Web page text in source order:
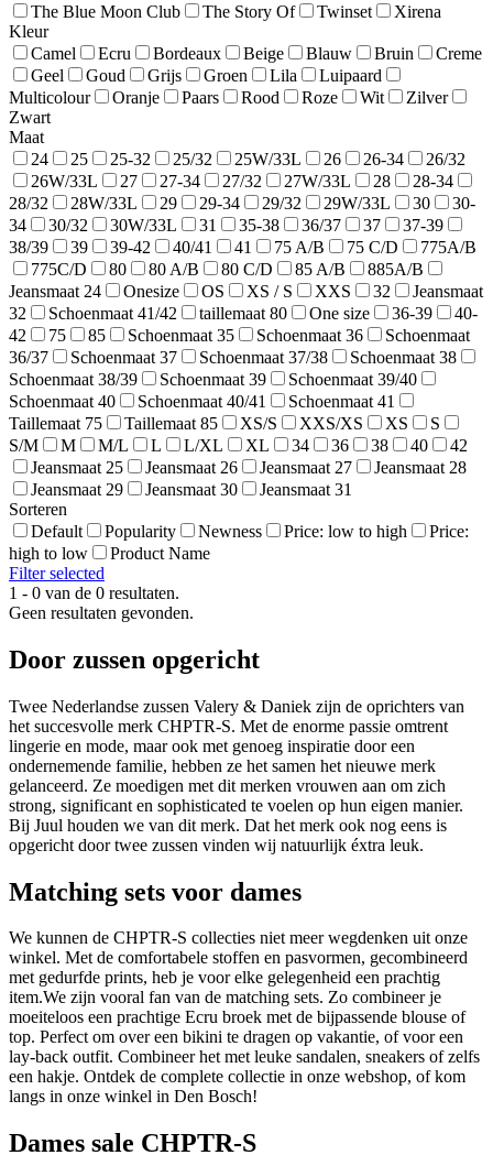
The Blue Moon Club
The Story Of Twinset
Xirena
Kleur
Camel
Ecru Bordeaux Beige Blauw Bruin
Creme
Geel
Goud Grijs Groen Lila
Luipaard
Multicolour
Oranje Paars Rood Roze Wit
Zilver
Zwart
Maat
24
25 25-32 25/32 25W/33L 26 26-34
26/32
26W/33L
27 27-34 27/32 27W/33L 28
28-34
28/32
28W/33L 29 29-34 29/32 29W/33L 30
30-
34
30/32 30W/33L 31 35-38 36/37 37
37-39
38/39
39 39-42 40/41 41 75 A/B 75 C/D
775A/B
775C/D
80 80 A/B 80 C/D 85 A/B
885A/B
Jeansmaat 24
Onesize OS XS / S XXS 32
Jeansmaat
32
Schoenmaat 41/42 taillemaat 80 One size 36-39
40-
42
75 85 Schoenmaat 35 Schoenmaat 36
Schoenmaat
36/37
Schoenmaat 37 Schoenmaat 37/38
Schoenmaat 38
Schoenmaat 38/39
Schoenmaat 39
Schoenmaat 39/40
Schoenmaat 40
Schoenmaat 40/41
Schoenmaat 41
Taillemaat 75
Taillemaat 85 XS/S XXS/XS XS
S
S/M
M M/L L L/XL XL 34 36 38 40
42
Jeansmaat 25
Jeansmaat 26 Jeansmaat 27
Jeansmaat 28
Jeansmaat 29
Jeansmaat 30
Jeansmaat 31
Sorteren
Default
Popularity Newness Price: low to high
Price:
high to low
Product Name
Filter selected
1 - 0 van de 0 resultaten.
Geen resultaten gevonden.
Door zussen opgericht
Twee Nederlandse zussen Valery & Daniek zijn de oprichters van
het succesvolle merk CHPTR-S. Met de enorme passie omtrent
lingerie en mode, maar ook met genoeg inspiratie door een
ondernemende familie, hebben ze het samen het nieuwe merk
gelanceerd. Ze moedigen met dit merken vrouwen aan om zich
strong, significant en sophisticated te voelen op hun eigen manier.
Bij Juul houden we van dit merk. Dat het merk ook nog eens is
opgericht door twee zussen vinden wij natuurlijk éxtra leuk.
Matching sets voor dames
We kunnen de CHPTR-S collecties niet meer wegdenken uit onze
winkel. Met de comfortabele stoffen en pasvormen, gecombineerd
met gedurfde prints, heb je voor elke gelegenheid een prachtig
item.We zijn vooral fan van de matching sets. Zo combineer je
moeiteloos een prachtige Ecru broek met de bijpassende blouse of
top. Perfect om over een bikini te dragen op vakantie, of voor een
lay-back outfit. Combineer het met leuke sandalen, sneakers of zelfs
een hakje. Ontdek de complete collectie in onze webshop, of kom
langs in onze winkel in Den Bosch!
Dames sale CHPTR-S